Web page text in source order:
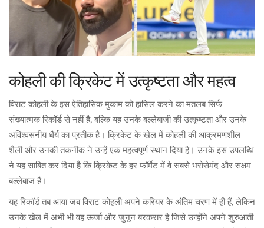
कोहली की क्रिकेट में उत्कृष्टता और महत्व
विराट कोहली के इस ऐतिहासिक मुकाम को हासिल करने का मतलब सिर्फ
संख्यात्मक रिकॉर्ड से नहीं है, बल्कि यह उनके बल्लेबाजी की उत्कृष्टता और उनके
अविश्वसनीय धैर्य का प्रतीक है। क्रिकेट के खेल में कोहली की आक्रमणशील
शैली और उनकी तकनीक ने उन्हें एक महत्वपूर्ण स्थान दिया है। उनके इस उपलब्धि
ने यह साबित कर दिया है कि क्रिकेट के हर फॉर्मेट में वे सबसे भरोसेमंद और सक्षम
बल्लेबाज हैं।
यह रिकॉर्ड तब आया जब विराट कोहली अपने करियर के अंतिम चरण में ही हैं, लेकिन
उनके खेल में अभी भी वह ऊर्जा और जुनून बरकरार है जिसे उन्होंने अपने शुरुआती